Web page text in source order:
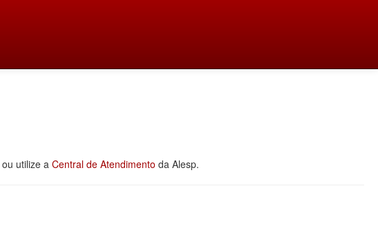
ou utilize a Central de Atendimento da Alesp.